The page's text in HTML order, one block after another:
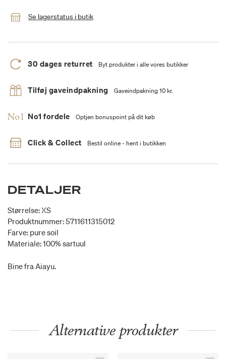
Se lagerstatus i butik
30 dages returret Byt produkter i alle vores butikker
Tilføj gaveindpakning Gaveindpakning 10 kr.
No1 fordele Optjen bonuspoint på dit køb
Click & Collect Bestil online - hent i butikken
DETALJER
Størrelse: XS
Produktnummer: 5711611315012
Farve: pure soil
Materiale: 100% sartuul
Bine fra Aiayu.
Alternative produkter